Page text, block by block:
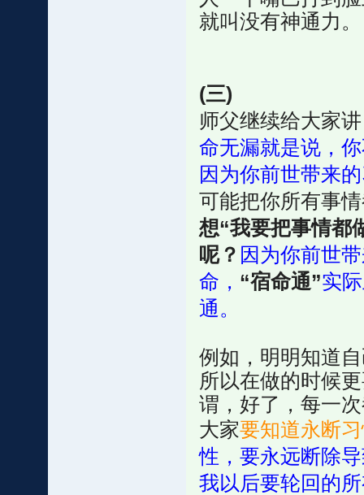
就叫没有神通力。
(三)
师父继续给大家
命无漏就是说，
因为你前世带来
可能把你所有事
想“我要把事情都
呢？ 因为你前世
命， “宿命通”实
通。
例如，明明知道
所以在做的时候
谓，好了，每一
大家要知道永断
性，要永远断除
我以后要轮回的